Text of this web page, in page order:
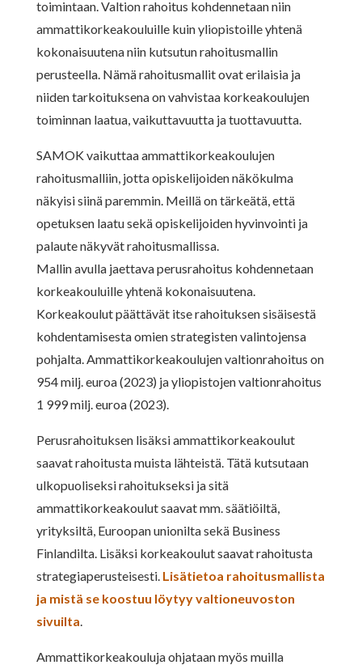
toimintaan. Valtion rahoitus kohdennetaan niin
ammattikorkeakouluille kuin yliopistoille yhtenä
kokonaisuutena niin kutsutun rahoitusmallin
perusteella. Nämä rahoitusmallit ovat erilaisia ja
niiden tarkoituksena on vahvistaa korkeakoulujen
toiminnan laatua, vaikuttavuutta ja tuottavuutta.
SAMOK vaikuttaa ammattikorkeakoulujen
rahoitusmalliin, jotta opiskelijoiden näkökulma
näkyisi siinä paremmin. Meillä on tärkeätä, että
opetuksen laatu sekä opiskelijoiden hyvinvointi ja
palaute näkyvät rahoitusmallissa.
Mallin avulla jaettava perusrahoitus kohdennetaan
korkeakouluille yhtenä kokonaisuutena.
Korkeakoulut päättävät itse rahoituksen sisäisestä
kohdentamisesta omien strategisten valintojensa
pohjalta. Ammattikorkeakoulujen valtionrahoitus on
954 milj. euroa (2023) ja yliopistojen valtionrahoitus
1 999 milj. euroa (2023).
Perusrahoituksen lisäksi ammattikorkeakoulut
saavat rahoitusta muista lähteistä. Tätä kutsutaan
ulkopuoliseksi rahoitukseksi ja sitä
ammattikorkeakoulut saavat mm. säätiöiltä,
yrityksiltä, Euroopan unionilta sekä Business
Finlandilta. Lisäksi korkeakoulut saavat rahoitusta
strategiaperusteisesti. Lisätietoa rahoitusmallista
ja mistä se koostuu löytyy valtioneuvoston
sivuilta.
Ammattikorkeakouluja ohjataan myös muilla